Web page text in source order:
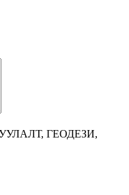
ГЕОДЕЗИ,